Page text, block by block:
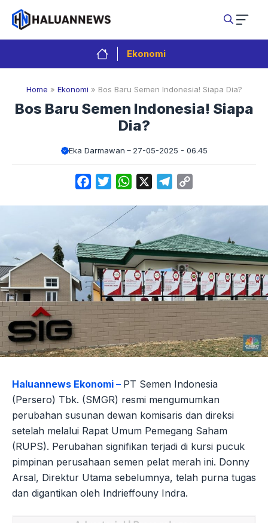
Langsung
isi
Ekonomi
Home » Ekonomi » Bos Baru Semen Indonesia! Siapa Dia?
Bos Baru Semen Indonesia! Siapa
Dia?
Eka Darmawan 27-05-2025 - 06.45
FacebookTwitterWhatsApp Telegram
Haluannews Ekonomi – PT Semen Indonesia
(Persero) Tbk. (SMGR) resmi mengumumkan
perubahan susunan dewan komisaris dan direksi
setelah melalui Rapat Umum Pemegang Saham
(RUPS). Perubahan signifikan terjadi di kursi pucuk
pimpinan perusahaan semen pelat merah ini. Donny
Arsal, Direktur Utama sebelumnya, telah purna tugas
dan digantikan oleh Indrieffouny Indra.